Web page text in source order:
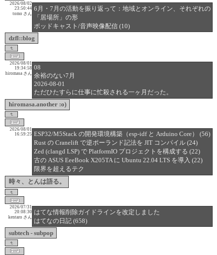
6月・7月の活動を振り返って：地域とオンライン、それぞれの
「居場所」の形
ポッドキャスト/音声映像配信 (10)
2026/08/02
23:50:44
dzfl::blog
tomo さん
08
余裕のない7月
2026-08-01
ただひたすらに仕事に忙殺される一ヶ月だった。
2026/08/01
19:34:58
hiromasa.another :o)
hiromasa さん
ESP32/M5Stack の開発環境構築（esp-idf と Arduino Core） (56)
Rust の Cranelift で逆ポーランド記法を JIT コンパイル (24)
Zed (clangd LSP) で PlatformIO プロジェクトを構成する (22)
古の ASUS EeeBook X205TA に Ubuntu 22.04 LTS を導入 (22)
限界を超えるテク
2026/08/01
16:59:25
時々、とんは語る。
はてな情報削除ガイドラインを改定しました
はてなの日記 (658)
2026/07/31
20:08:30
subtech - subpop
kentaro さん